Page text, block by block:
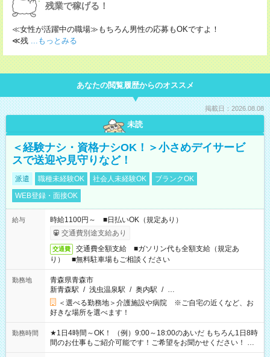
残業で稼げる！
≪女性が活躍中の職場≫もちろん男性の応募もOKですよ！
≪残 ...もっとみる
あなたの閲覧履歴からのオススメ
掲載日：2026.08.08
未読
＜経験ナシ・資格ナシOK！＞小さめデイサービ
スで送迎や見守りなど！
派遣 職種未経験OK 社会人未経験OK
ブランクOK
WEB登録・面接OK
給与
時給1100円～ ■日払いOK（規定あり）
交通費別途支給あり
交通費
交通費全額支給 ■ガソリン代も全額支給（規定あ
り） ■無料駐車場もご相談ください
勤務地
青森県青森市
新青森駅 / 浅虫温泉駅 / 奥内駅 / …
＜選べる勤務地＞介護施設や病院 ※ご自宅の近くなど、お
好きな場所を選べます！
勤務時間
★1日4時間～OK！ （例）9:00～18:00のあいだ もちろん1日8時
間のお仕事もご紹介可能です！ご希望をお聞かせください！ ★
家庭の都合でお休みが必要な場合も遠慮なくご相談ください。